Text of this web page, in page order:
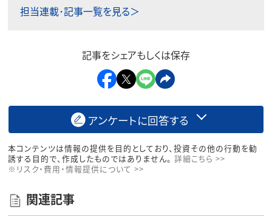
担当連載･記事一覧を見る＞
記事をシェアもしくは保存
アンケートに回答する
本コンテンツは情報の提供を目的としており、投資その他の行動を勧
誘する目的で、作成したものではありません。 詳細こちら >>
※リスク・費用・情報提供について >>
関連記事